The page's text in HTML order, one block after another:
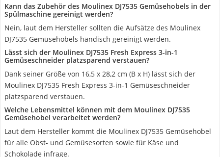
Kann das Zubehör des Moulinex DJ7535 Gemüsehobels in der
Spülmaschine gereinigt werden?
Nein, laut dem Hersteller sollten die Aufsätze des Moulinex
DJ7535 Gemüsehobels händisch gereinigt werden.
Lässt sich der Moulinex DJ7535 Fresh Express 3-in-1
Gemüseschneider platzsparend verstauen?
Dank seiner Größe von 16,5 x 28,2 cm (B x H) lässt sich der
Moulinex DJ7535 Fresh Express 3-in-1 Gemüseschneider
platzsparend verstauen.
Welche Lebensmittel können mit dem Moulinex DJ7535
Gemüsehobel verarbeitet werden?
Laut dem Hersteller kommt die Moulinex DJ7535 Gemüsehobel
für alle Obst- und Gemüsesorten sowie für Käse und
Schokolade infrage.